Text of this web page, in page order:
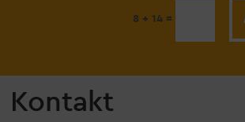
8 + 14=
Kontakt